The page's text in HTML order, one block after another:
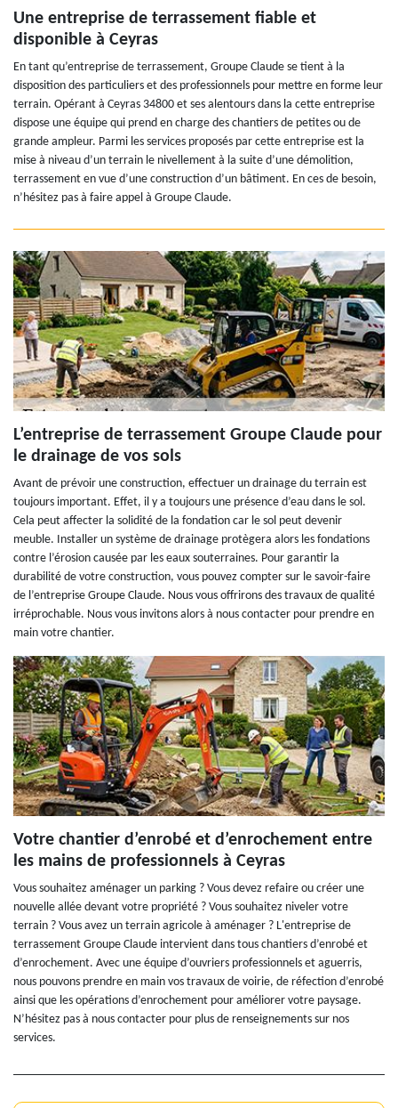
Une entreprise de terrassement fiable et
disponible à Ceyras
En tant qu’entreprise de terrassement, Groupe Claude se tient à la
disposition des particuliers et des professionnels pour mettre en forme leur
terrain. Opérant à Ceyras 34800 et ses alentours dans la cette entreprise
dispose une équipe qui prend en charge des chantiers de petites ou de
grande ampleur. Parmi les services proposés par cette entreprise est la
mise à niveau d’un terrain le nivellement à la suite d’une démolition,
terrassement en vue d’une construction d’un bâtiment. En ces de besoin,
n’hésitez pas à faire appel à Groupe Claude.
L’entreprise de terrassement Groupe Claude pour
le drainage de vos sols
Avant de prévoir une construction, effectuer un drainage du terrain est
toujours important. Effet, il y a toujours une présence d’eau dans le sol.
Cela peut affecter la solidité de la fondation car le sol peut devenir
meuble. Installer un système de drainage protègera alors les fondations
contre l’érosion causée par les eaux souterraines. Pour garantir la
durabilité de votre construction, vous pouvez compter sur le savoir-faire
de l’entreprise Groupe Claude. Nous vous offrirons des travaux de qualité
irréprochable. Nous vous invitons alors à nous contacter pour prendre en
main votre chantier.
Votre chantier d’enrobé et d’enrochement entre
les mains de professionnels à Ceyras
Vous souhaitez aménager un parking ? Vous devez refaire ou créer une
nouvelle allée devant votre propriété ? Vous souhaitez niveler votre
terrain ? Vous avez un terrain agricole à aménager ? L'entreprise de
terrassement Groupe Claude intervient dans tous chantiers d’enrobé et
d’enrochement. Avec une équipe d’ouvriers professionnels et aguerris,
nous pouvons prendre en main vos travaux de voirie, de réfection d’enrobé
ainsi que les opérations d’enrochement pour améliorer votre paysage.
N’hésitez pas à nous contacter pour plus de renseignements sur nos
services.